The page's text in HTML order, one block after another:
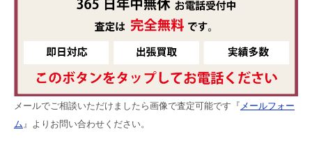
メールでご相談いただけましたら画像で査定可能です『 メールフォー
ム 』よりお問い合わせください。